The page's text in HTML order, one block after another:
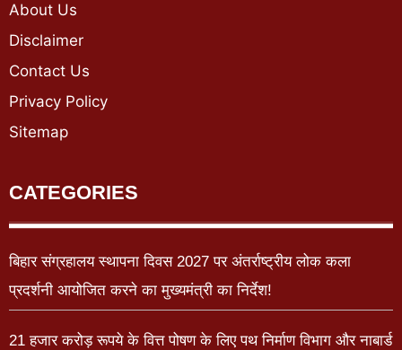
About Us
Disclaimer
Contact Us
Privacy Policy
Sitemap
CATEGORIES
बिहार संग्रहालय स्थापना दिवस 2027 पर अंतर्राष्ट्रीय लोक कला
प्रदर्शनी आयोजित करने का मुख्यमंत्री का निर्देश!
21 हजार करोड़ रूपये के वित्त पोषण के लिए पथ निर्माण विभाग और नाबार्ड